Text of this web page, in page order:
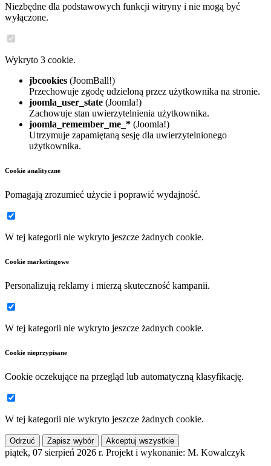
Niezbędne dla podstawowych funkcji witryny i nie mogą być
wyłączone.
Wykryto 3 cookie.
jbcookies (JoomBall!)
Przechowuje zgodę udzieloną przez użytkownika na stronie.
joomla_user_state (Joomla!)
Zachowuje stan uwierzytelnienia użytkownika.
joomla_remember_me_* (Joomla!)
Utrzymuje zapamiętaną sesję dla uwierzytelnionego
użytkownika.
Cookie analityczne
Pomagają zrozumieć użycie i poprawić wydajność.
W tej kategorii nie wykryto jeszcze żadnych cookie.
Cookie marketingowe
Personalizują reklamy i mierzą skuteczność kampanii.
W tej kategorii nie wykryto jeszcze żadnych cookie.
Cookie nieprzypisane
Cookie oczekujące na przegląd lub automatyczną klasyfikację.
W tej kategorii nie wykryto jeszcze żadnych cookie.
Odrzuć Zapisz wybór Akceptuj wszystkie
piątek, 07 sierpień 2026 r. Projekt i wykonanie: M. Kowalczyk